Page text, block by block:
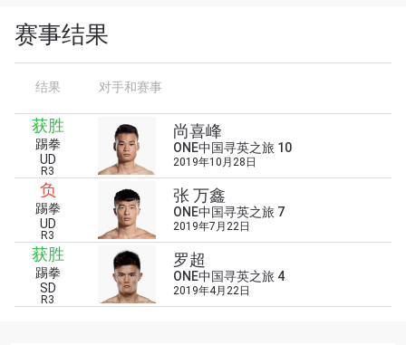
赛事结果
结果 对手和赛事
获胜
踢拳
UD
R3
尚喜峰
ONE中国寻英之旅 10
2019年10月28日
负
踢拳
UD
R3
张 万鑫
ONE中国寻英之旅 7
2019年7月22日
获胜
踢拳
SD
R3
罗超
ONE中国寻英之旅 4
2019年4月22日
对手
赛事
浏览了解更多
在任何地域观看ONE冠军赛，现在注册获得权限了
解最新资讯、解锁特别福利以及优先机遇获得直播
场次的最佳座位！
邮箱
名字